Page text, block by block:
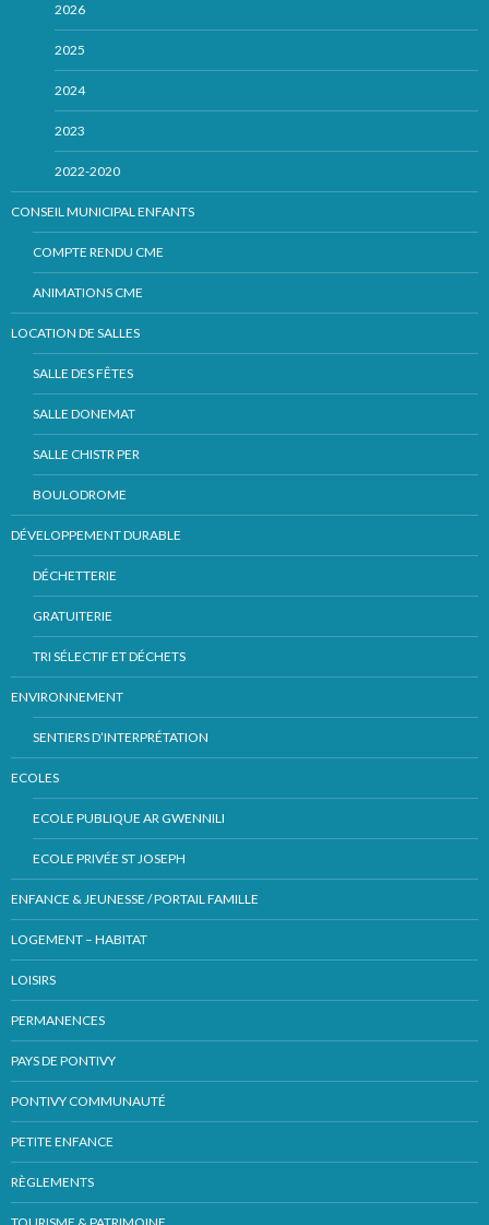
2026
2025
2024
2023
2022-2020
CONSEIL MUNICIPAL ENFANTS
COMPTE RENDU CME
ANIMATIONS CME
LOCATION DE SALLES
SALLE DES FÊTES
SALLE DONEMAT
SALLE CHISTR PER
BOULODROME
DÉVELOPPEMENT DURABLE
DÉCHETTERIE
GRATUITERIE
TRI SÉLECTIF ET DÉCHETS
ENVIRONNEMENT
SENTIERS D’INTERPRÉTATION
ECOLES
ECOLE PUBLIQUE AR GWENNILI
ECOLE PRIVÉE ST JOSEPH
ENFANCE & JEUNESSE / PORTAIL FAMILLE
LOGEMENT – HABITAT
LOISIRS
PERMANENCES
PAYS DE PONTIVY
PONTIVY COMMUNAUTÉ
PETITE ENFANCE
RÈGLEMENTS